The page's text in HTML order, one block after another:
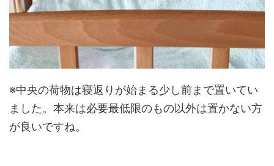
※中央の荷物は寝返りが始まる少し前まで置いてい
ました。本来は必要最低限のもの以外は置かない方
が良いですね。